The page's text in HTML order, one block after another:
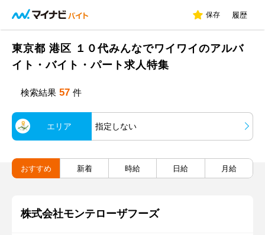
保存 履歴
東京都 港区 １０代みんなでワイワイのアルバ
イト・バイト・パート求人特集
検索結果 57 件
エリア 指定しない
おすすめ 新着 時給 日給 月給
株式会社モンテローザフーズ